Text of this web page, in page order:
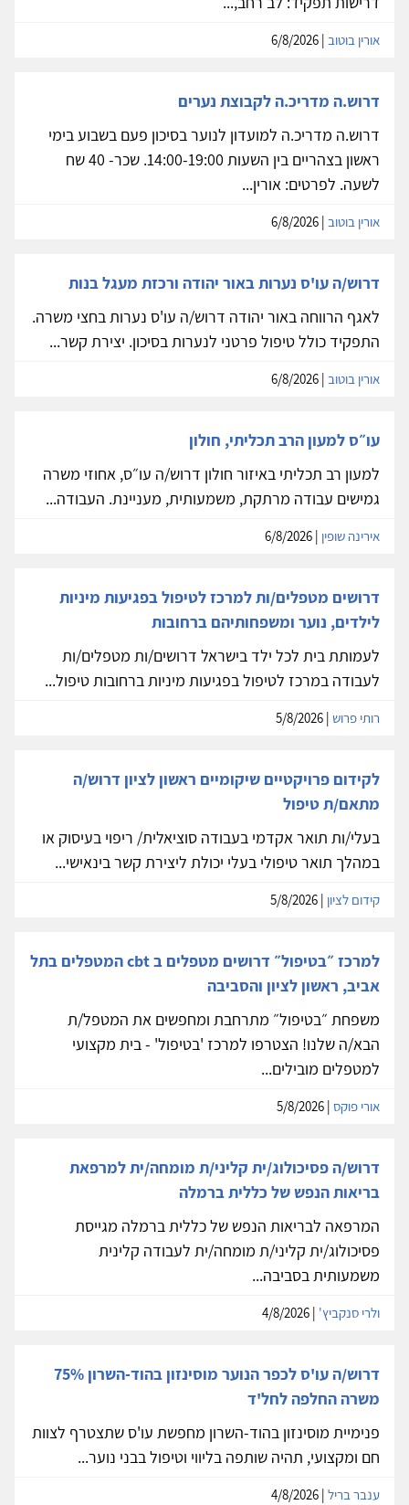
אורין בוטוב
דרוש.ה מדריכ.ה לקבוצת נערים
דרוש.ה מדריכ.ה למועדון לנוער בסיכון פעם בשבוע בימי
ראשון בצהריים בין השעות 14:00-19:00. שכר- 40 שח
לשעה. לפרטים: אורין...
אורין בוטוב
דרוש/ה עו'ס נערות באור יהודה ורכזת מעגל בנות
לאגף הרווחה באור יהודה דרוש/ה עו'ס נערות בחצי משרה.
התפקיד כולל טיפול פרטני לנערות בסיכון. יצירת קשר...
אורין בוטוב
עו״ס למעון הרב תכליתי, חולון
למעון רב תכליתי באיזור חולון דרוש/ה עו״ס, אחוזי משרה
גמישים עבודה מרתקת, משמעותית, מעניינת. העבודה...
אירינה שופין
דרושים מטפלים/ות למרכז לטיפול בפגיעות מיניות
לילדים, נוער ומשפחותיהם ברחובות
לעמותת בית לכל ילד בישראל דרושים/ות מטפלים/ות
לעבודה במרכז לטיפול בפגיעות מיניות ברחובות טיפול...
רותי פרוש
לקידום פרויקטיים שיקומיים ראשון לציון דרוש/ה
מתאם/ת טיפול
בעלי/ות תואר אקדמי בעבודה סוציאלית/ ריפוי בעיסוק או
במהלך תואר טיפולי בעלי יכולת ליצירת קשר בינאישי...
קידום לציון
למרכז ״בטיפול״ דרושים מטפלים ב cbt המטפלים בתל
אביב, ראשון לציון והסביבה
משפחת ״בטיפול״ מתרחבת ומחפשים את המטפל/ת
הבא/ה שלנו! הצטרפו למרכז 'בטיפול' - בית מקצועי
למטפלים מובילים...
אורי פוקס
דרוש/ה פסיכולוג/ית קליני/ת מומחה/ית למרפאת
בריאות הנפש של כללית ברמלה
המרפאה לבריאות הנפש של כללית ברמלה מגייסת
פסיכולוג/ית קליני/ת מומחה/ית לעבודה קלינית
משמעותית בסביבה...
ולרי סנקביץ'
דרוש/ה עו'ס לכפר הנוער מוסינזון בהוד-השרון 75%
משרה החלפה לחל'ד
פנימיית מוסינזון בהוד-השרון מחפשת עו'ס שתצטרף לצוות
חם ומקצועי, תהיה שותפה בליווי וטיפול בבני נוער...
ענבר בריל